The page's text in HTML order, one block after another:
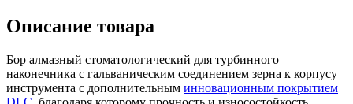
Описание товара
Бор алмазный стоматологический для турбинного
наконечника с гальваническим соединением зерна к корпусу
инструмента с дополнительным инновационным покрытием